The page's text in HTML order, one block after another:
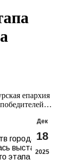
епархия
Дек
18
2025
города
выставка
этапа